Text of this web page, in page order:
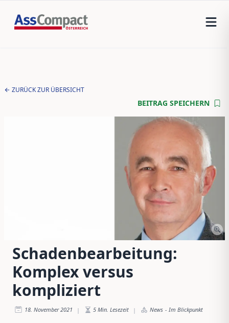
ZURÜCK ZUR ÜBERSICHT
BEITRAG SPEICHERN
Schadenbearbeitung:
Komplex versus
kompliziert
18. November 2021 | 5 Min. Lesezeit | News - Im Blickpunkt